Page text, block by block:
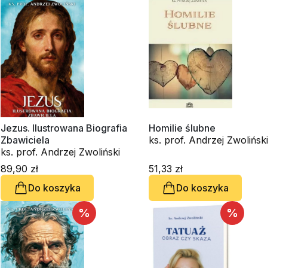
Jezus. Ilustrowana Biografia
Zbawiciela
ks. prof. Andrzej Zwoliński
89,90 zł
Do koszyka
Homilie ślubne
ks. prof. Andrzej Zwoliński
51,33 zł
Do koszyka
% %